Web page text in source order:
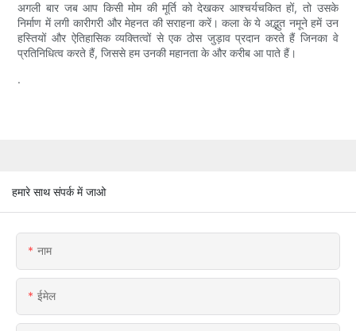
अगली बार जब आप किसी मोम की मूर्ति को देखकर आश्चर्यचकित हों, तो उसके
निर्माण में लगी कारीगरी और मेहनत की सराहना करें। कला के ये अद्भुत नमूने हमें उन
हस्तियों और ऐतिहासिक व्यक्तित्वों से एक ठोस जुड़ाव प्रदान करते हैं जिनका वे
प्रतिनिधित्व करते हैं, जिससे हम उनकी महानता के और करीब आ पाते हैं।
.
हमारे साथ संपर्क में जाओ
नाम
ईमेल